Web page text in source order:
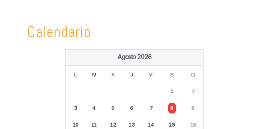
Calendario
Agosto 2026
L M X J V S D
1 2
3 4 5 6 7 8 9
10 11 12 13 14 15 16